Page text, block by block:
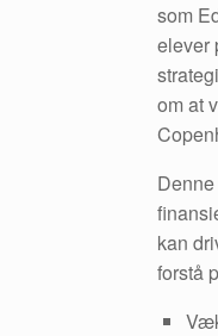
som
elever
om at
kan
forstå